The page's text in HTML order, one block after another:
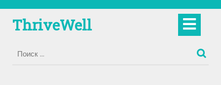
содержимому
ThriveWell